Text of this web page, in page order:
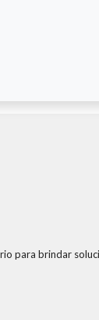
para brindar